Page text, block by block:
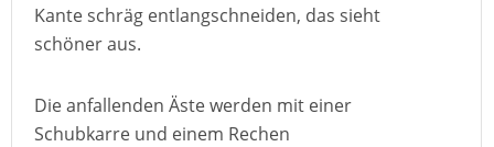
Kante schräg entlangschneiden, das sieht
schöner aus.
Die anfallenden Äste werden mit einer
Schubkarre und einem Rechen